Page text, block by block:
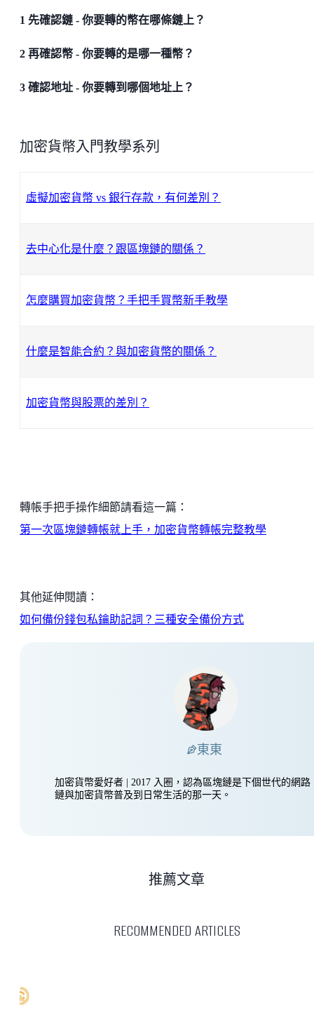
1 先確認鏈 - 你要轉的幣在哪條鏈上？
2 再確認幣 - 你要轉的是哪一種幣？
3 確認地址 - 你要轉到哪個地址上？
加密貨幣入門教學系列
虛擬加密貨幣 vs 銀行存款，有何差別？
去中心化是什麼？跟區塊鏈的關係？
怎麼購買加密貨幣？手把手買幣新手教學
什麼是智能合約？與加密貨幣的關係？
加密貨幣與股票的差別？
轉帳手把手操作細節請看這一篇：
第一次區塊鏈轉帳就上手，加密貨幣轉帳完整教學
其他延伸閱讀：
如何備份錢包私鑰助記詞？三種安全備份方式
東東
加密貨幣愛好者 | 2017 入圈，認為區塊鏈是下個世代的網路
鏈與加密貨幣普及到日常生活的那一天。
RECOMMENDED ARTICLES
推薦文章